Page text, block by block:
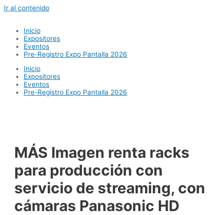
Ir al contenido
Inicio
Expositores
Eventos
Pre-Registro Expo Pantalla 2026
Inicio
Expositores
Eventos
Pre-Registro Expo Pantalla 2026
MÁS Imagen renta racks
para producción con
servicio de streaming, con
cámaras Panasonic HD